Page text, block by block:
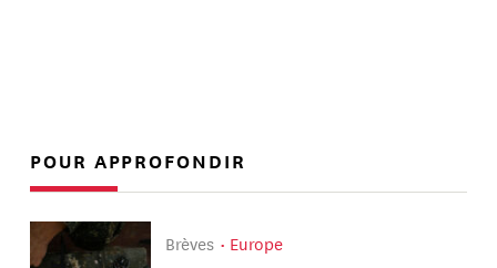
POUR APPROFONDIR
Brèves Europe